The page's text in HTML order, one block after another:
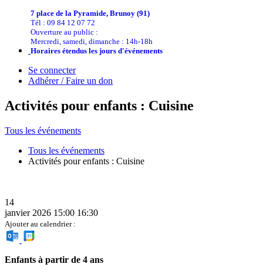
7 place de la Pyramide, Brunoy (91)
Tél : 09 84 12 07 72
Ouverture au public :
Mercredi, samedi, dimanche : 14h-18h
Horaires étendus les jours d'événements
Se connecter
Adhérer / Faire un don
Activités pour enfants : Cuisine
Tous les événements
Tous les événements
Activités pour enfants : Cuisine
14
janvier 2026 15:00 16:30
Ajouter au calendrier :
Enfants à partir de 4 ans